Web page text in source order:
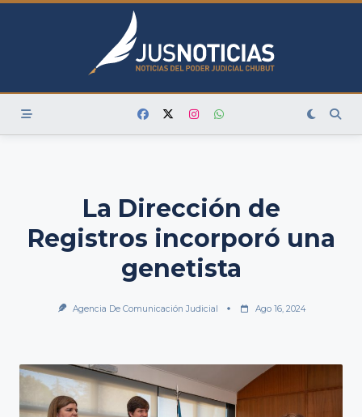
Skip
La Dirección de
Registros incorporó una
genetista
Agencia De Comunicación Judicial Ago 16, 2024